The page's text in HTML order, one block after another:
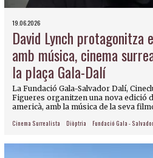
19.06.2026
David Lynch
amb música, cinema
la plaça Gala-Dalí
La Fundació Gala-Salvador Dalí,
Figueres organitzen una nova edició
americà, amb la música de la seva
Cinema Surrealista Diòptria Fundació Gala -